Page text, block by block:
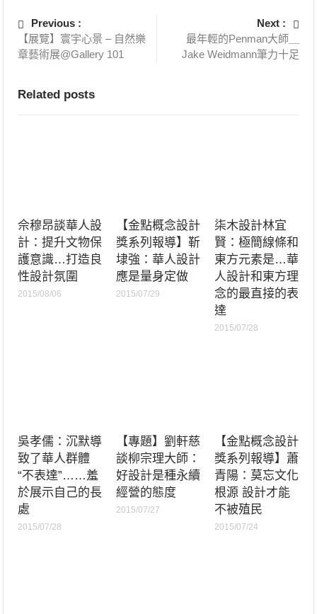
Previous :
【展覽】寰宇心景 – 自然樂
章藝術展@Gallery 101
Next :
最年輕的Penman大師＿
Jake Weidmann筆力十足
Related posts
佘穆昂談華人設
計：提升文物保
護意識…打造良
性設計氛圍
2015/08/06
【金點概念設計
獎系列報導】靳
埭強：華人設計
應是量身定做
2015/07/29
柒木設計林宜
賢：極簡線條和
東方元素是…華
人設計和東方理
念的最直接的表
達
2015/07/28
吳孝儒：沉默導
致了華人群體
“不表達”……羞
於展示自己的長
處
2015/07/28
【專題】劉軒慈
談柳宗理大師：
好設計是種永續
經營的態度
2015/07/27
【金點概念設計
獎系列報導】蕭
青陽：莫忘文化
根源 設計才能
不被殖民
2015/07/24